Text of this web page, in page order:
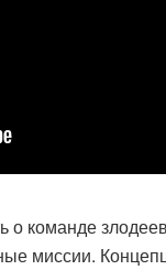
о команде
миссии.